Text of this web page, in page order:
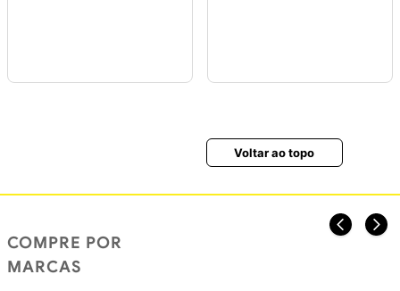
Voltar ao topo
COMPRE POR
MARCAS